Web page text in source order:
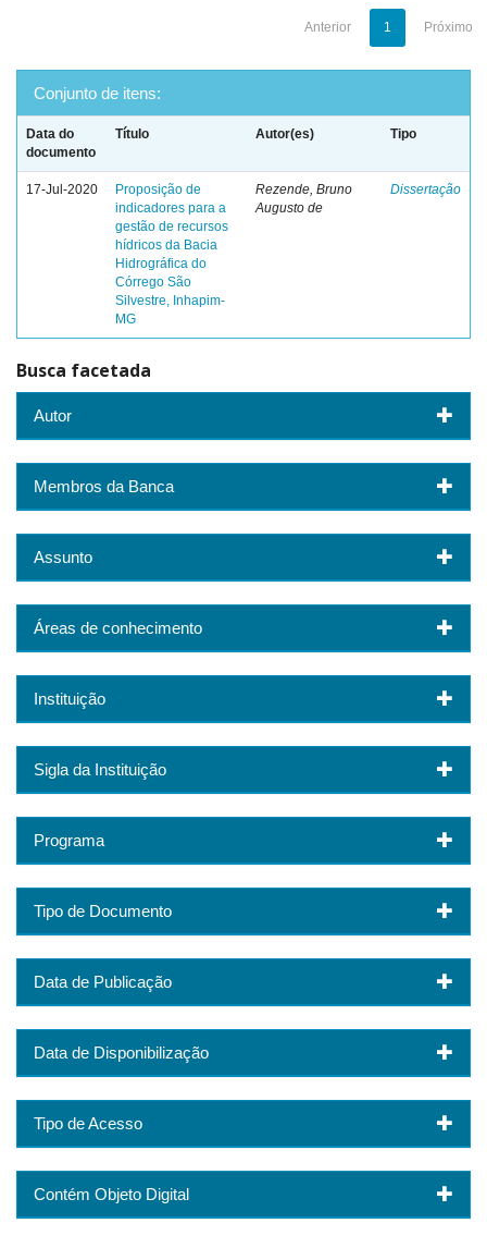
Anterior 1 Próximo
Conjunto de itens:
Data do
documento
Título Autor(es) Tipo
17-Jul-2020
Proposição de
indicadores para a
gestão de recursos
hídricos da Bacia
Hidrográfica do
Córrego São
Silvestre, Inhapim-
MG
Rezende, Bruno
Augusto de
Dissertação
Busca facetada
Autor
Membros da Banca
Assunto
Áreas de conhecimento
Instituição
Sigla da Instituição
Programa
Tipo de Documento
Data de Publicação
Data de Disponibilização
Tipo de Acesso
Contém Objeto Digital